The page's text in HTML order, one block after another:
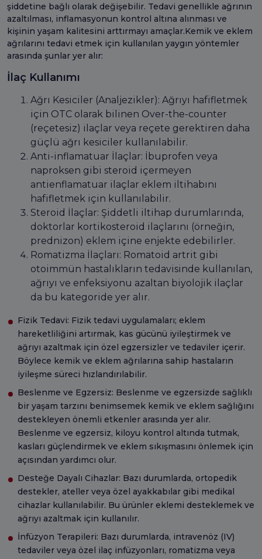
şiddetine bağlı olarak değişebilir. Tedavi genellikle ağrının
azaltılması, inflamasyonun kontrol altına alınması ve
kişinin yaşam kalitesini arttırmayı amaçlar.Kemik ve eklem
ağrılarını tedavi etmek için kullanılan yaygın yöntemler
arasında şunlar yer alır:
İlaç Kullanımı
Ağrı Kesiciler (Analjezikler): Ağrıyı hafifletmek
için OTC olarak bilinen Over-the-counter
(reçetesiz) ilaçlar veya reçete gerektiren daha
güçlü ağrı kesiciler kullanılabilir.
Anti-inflamatuar İlaçlar: İbuprofen veya
naproksen gibi steroid içermeyen
antienflamatuar ilaçlar eklem iltihabını
hafifletmek için kullanılabilir.
Steroid İlaçlar: Şiddetli iltihap durumlarında,
doktorlar kortikosteroid ilaçlarını (örneğin,
prednizon) eklem içine enjekte edebilirler.
Romatizma İlaçları: Romatoid artrit gibi
otoimmün hastalıkların tedavisinde kullanılan,
ağrıyı ve enfeksiyonu azaltan biyolojik ilaçlar
da bu kategoride yer alır.
Fizik Tedavi: Fizik tedavi uygulamaları; eklem
hareketliliğini artırmak, kas gücünü iyileştirmek ve
ağrıyı azaltmak için özel egzersizler ve tedaviler içerir.
Böylece kemik ve eklem ağrılarına sahip hastaların
iyileşme süreci hızlandırılabilir.
Beslenme ve Egzersiz: Beslenme ve egzersizde sağlıklı
bir yaşam tarzını benimsemek kemik ve eklem sağlığını
destekleyen önemli etkenler arasında yer alır.
Beslenme ve egzersiz, kiloyu kontrol altında tutmak,
kasları güçlendirmek ve eklem sıkışmasını önlemek için
açısından yardımcı olur.
Desteğe Dayalı Cihazlar: Bazı durumlarda, ortopedik
destekler, ateller veya özel ayakkabılar gibi medikal
cihazlar kullanılabilir. Bu ürünler eklemi desteklemek ve
ağrıyı azaltmak için kullanılır.
İnfüzyon Terapileri: Bazı durumlarda, intravenöz (IV)
tedaviler veya özel ilaç infüzyonları, romatizma veya